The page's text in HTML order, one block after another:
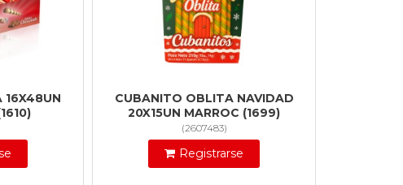
16X48UN
CUBANITO OBLITA NAVIDAD
20X15UN MARROC (1699)
(2607483)
Registrarse